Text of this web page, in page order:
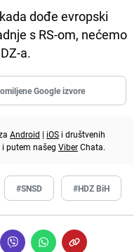
dođe evropski
s RS-om, nećemo
a.
Google izvore
Android | iOS i društvenih
i putem našeg ViberChata.
#SNSD #HDZ BiH